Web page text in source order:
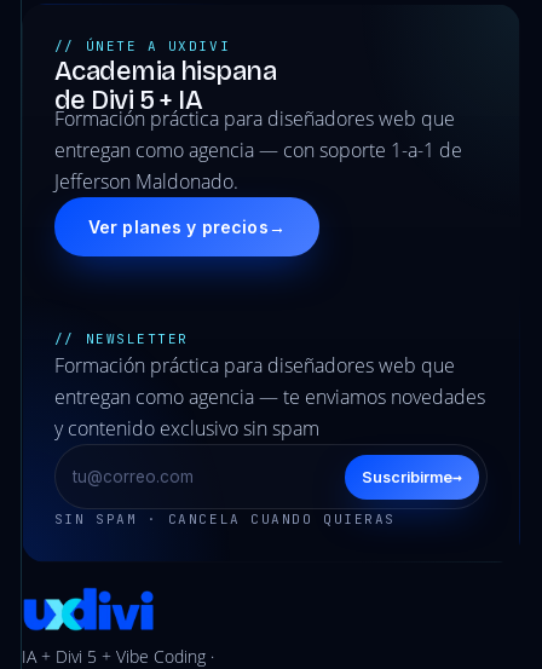
// ÚNETE A UXDIVI
Academia hispana
de Divi 5 + IA
Formación práctica para diseñadores web que
entregan como agencia — con soporte 1-a-1 de
Jefferson Maldonado.
Ver planes y precios→
// NEWSLETTER
Formación práctica para diseñadores web que
entregan como agencia — te enviamos novedades
y contenido exclusivo sin spam
Suscribirme→
SIN SPAM · CANCELA CUANDO QUIERAS
IA + Divi 5 + Vibe Coding ·